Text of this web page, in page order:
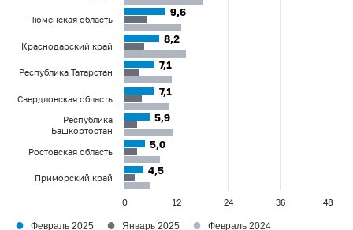
9,6
9,6
8,2
8,2
7,1
7,1
7,1
7,1
5,9
5,9
5,0
5,0
4,5
4,5
Тюменская область
Краснодарский край
Республика Татарстан
Свердловская область
Республика
Башкортостан
Ростовская область
Приморский край
0 12 24 36 48
● Февраль 2025 ● Январь 2025 ● Февраль 2024